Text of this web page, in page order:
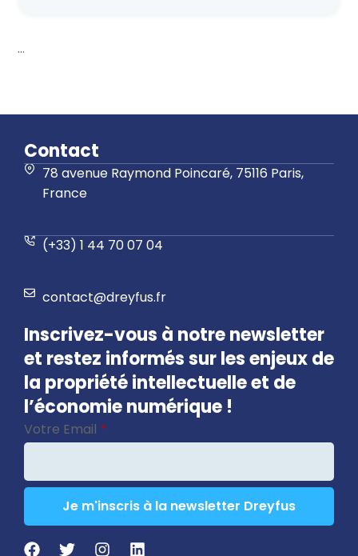
...
Contact
78 avenue Raymond Poincaré, 75116 Paris,
France
(+33) 1 44 70 07 04
contact@dreyfus.fr
Inscrivez-vous à notre newsletter
et restez informés sur les enjeux de
la propriété intellectuelle et de
l’économie numérique !
Votre Email *
Je m'inscris à la newsletter Dreyfus
Phone